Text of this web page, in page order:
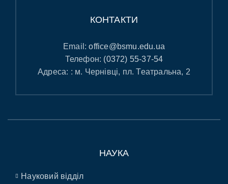
КОНТАКТИ
Email:office@bsmu.edu.ua
Телефон: (0372) 55-37-54
Адреса: : м. Чернівці, пл. Театральна, 2
НАУКА
Науковий відділ